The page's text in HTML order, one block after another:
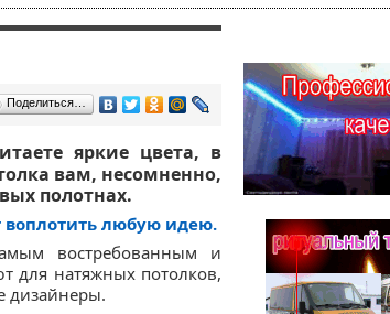
Поделиться…
яркие цвета, в
вам, несомненно,
полотнах.
любую идею.
востребованным и
для натяжных потолков,
дизайнеры.